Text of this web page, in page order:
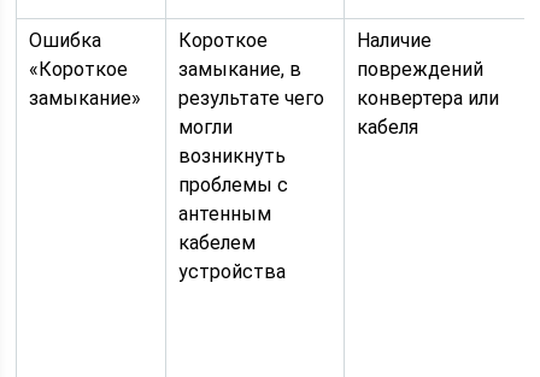
Ошибка
«Короткое
замыкание»
Короткое
замыкание, в
результате чего
могли
возникнуть
проблемы с
антенным
кабелем
устройства
Наличие
повреждений
конвертера или
кабеля